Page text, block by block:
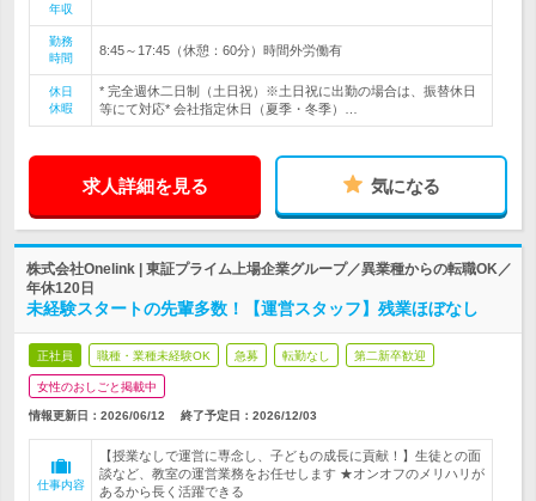
年収
勤務
時間
8:45～17:45（休憩：60分）時間外労働有
休日
休暇
* 完全週休二日制（土日祝）※土日祝に出勤の場合は、振替休日
等にて対応* 会社指定休日（夏季・冬季）…
求人詳細を見る 気になる
株式会社Onelink | 東証プライム上場企業グループ／異業種からの転職OK／
年休120日
未経験スタートの先輩多数！【運営スタッフ】残業ほぼなし
正社員 職種・業種未経験OK 急募 転勤なし 第二新卒歓迎
女性のおしごと掲載中
情報更新日：2026/06/12 終了予定日： 2026/12/03
仕事内容
【授業なしで運営に専念し、子どもの成長に貢献！】生徒との面
談など、教室の運営業務をお任せします ★オンオフのメリハリが
あるから長く活躍できる